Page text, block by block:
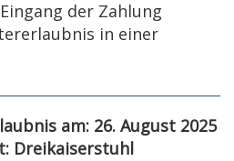
der Zahlung
in einer
am: 26. August 2025
Dreikaiserstuhl